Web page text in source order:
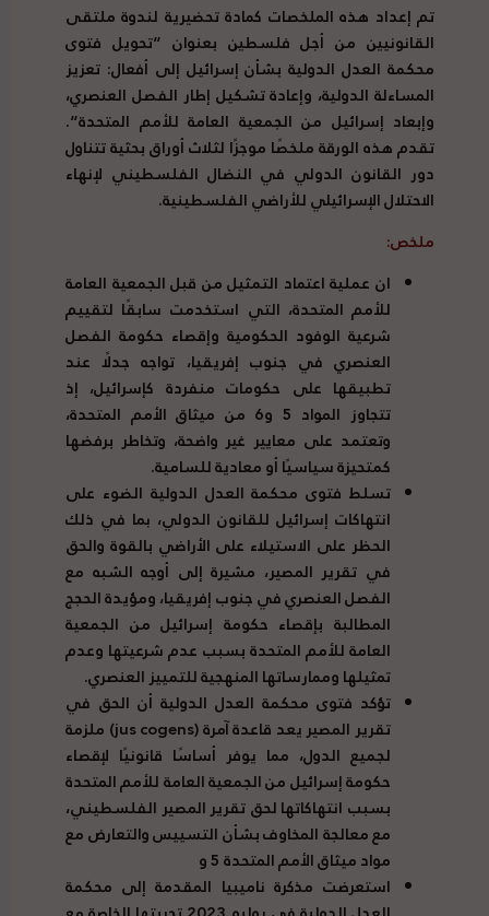
تم إعداد هذه الملخصات كمادة تحضيرية لندوة ملتقى
القانونيين من أجل فلسطين بعنوان “تحويل فتوى
محكمة العدل الدولية بشأن إسرائيل إلى أفعال: تعزيز
المساءلة الدولية، وإعادةتشكيل إطار الفصل العنصري،
وإبعاد إسرائيل من الجمعية العامة للأمم المتحدة“.
تقدم هذه الورقة ملخصًا موجزًا ​​لثلاث أوراق بحثية تتناول
دور القانون الدولي في النضال الفلسطيني لإنهاء
الاحتلال الإسرائيلي للأراضي الفلسطينية.
ملخص:
ان عملية اعتماد التمثيل من قبل الجمعية العامة
للأمم المتحدة، التي استخدمت سابقًا لتقييم
شرعية الوفود الحكومية وإقصاء حكومة الفصل
العنصري في جنوب إفريقيا، تواجه جدلًا عند
تطبيقها على حكومات منفردة كإسرائيل، إذ
تتجاوز المواد 5 و6 من ميثاق الأمم المتحدة،
وتعتمد على معايير غير واضحة، وتخاطر برفضها
كمتحيزة سياسيًا أو معادية للسامية.
تسلط فتوى محكمة العدل الدولية الضوء على
انتهاكات إسرائيل للقانون الدولي، بما في ذلك
الحظر على الاستيلاء على الأراضي بالقوة والحق
في تقرير المصير، مشيرة إلى أوجه الشبه مع
الفصل العنصري في جنوب إفريقيا، ومؤيدة الحجج
المطالبة بإقصاء حكومة إسرائيل من الجمعية
العامة للأمم المتحدة بسبب عدم شرعيتها وعدم
تمثيلها وممارساتها المنهجية للتمييز العنصري.
تؤكد فتوى محكمة العدل الدولية أن الحق في
تقرير المصير يعد قاعدة آمرة(jus cogens)
ملزمة
لجميع الدول، مما يوفر أساسًا قانونيًا لإقصاء
حكومة إسرائيل من الجمعية العامة للأمم المتحدة
بسبب انتهاكاتها لحق تقرير المصير الفلسطيني،
مع معالجة المخاوف بشأن التسييس والتعارض مع
مواد ميثاق الأمم المتحدة5و
استعرضت مذكرة ناميبيا المقدمة إلى محكمة